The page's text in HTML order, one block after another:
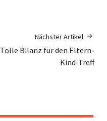
Nächster Artikel
Tolle Bilanz für den Eltern-
Kind-Treff